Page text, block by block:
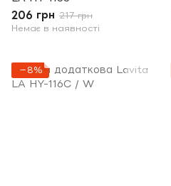
206 грн 217 грн
Немає в наявності
−8%